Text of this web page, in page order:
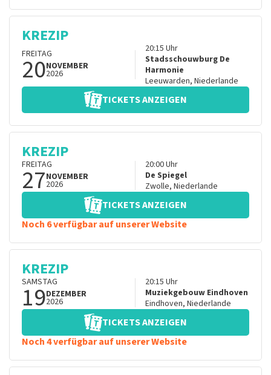
KREZIP
FREITAG
20NOVEMBER
2026
20:15 Uhr
Stadsschouwburg De
Harmonie
Leeuwarden, Niederlande
TICKETS ANZEIGEN
KREZIP
FREITAG
27NOVEMBER
2026
20:00Uhr
De Spiegel
Zwolle, Niederlande
TICKETS ANZEIGEN
Noch 6 verfügbar auf unserer Website
KREZIP
SAMSTAG
19DEZEMBER
2026
20:15 Uhr
Muziekgebouw Eindhoven
Eindhoven, Niederlande
TICKETS ANZEIGEN
Noch 4 verfügbar auf unserer Website